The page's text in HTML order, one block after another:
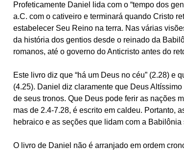
Profeticamente Daniel lida com o “tempo dos
a.C. com o cativeiro e terminará quando Cristo
estabelecer Seu Reino na terra. Nas várias
da história dos gentios desde o reinado da
romanos, até o governo do Anticristo antes do
Este livro diz que “há um Deus no céu” (2.28) e
(4.25). Daniel diz claramente que Deus
de seus tronos. Que Deus pode ferir as nações
mas de 2.4-7.28, é escrito em caldeu. Portanto,
hebraico e as seções que lidam com a
O livro de Daniel não é arranjado em ordem